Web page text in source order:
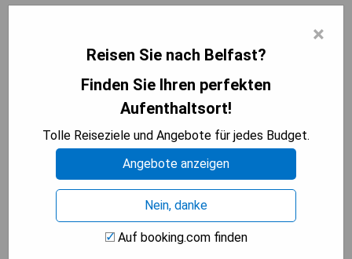
Handtüchern ausgestattet. Das tägliche
kontinentalen oder italienischen Optionen an. Der
Unterkunft entfernt, während die St. Peter's
Cathedral in Belfast nur 3,1 km entfernt ist. Der
Belfast City Airport in einer Entfernung von 7 km.
- Luxuriöses Boutique-Hotel in zentraler Lage
- Kostenlose Parkplätze für Gäste
- Kostenloses WLAN im gesamten Hotel
- Terrasse zum Entspannen
- Vielfältige Frühstücksoptionen
×
Reisen Sie nach Belfast?
Finden Sie Ihren perfekten
Aufenthaltsort!
Tolle Reiseziele und Angebote für jedes Budget.
Angebote anzeigen
Nein, danke
Auf booking.com finden